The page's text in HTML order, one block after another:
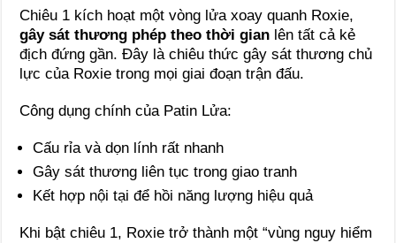
Chiêu 1 kích hoạt một vòng lửa xoay quanh Roxie,
gây sát thương phép theo thời gian lên tất cả kẻ
địch đứng gần. Đây là chiêu thức gây sát thương chủ
lực của Roxie trong mọi giai đoạn trận đấu.
Công dụng chính của Patin Lửa:
Cấu rỉa và dọn lính rất nhanh
Gây sát thương liên tục trong giao tranh
Kết hợp nội tại để hồi năng lượng hiệu quả
Khi bật chiêu 1, Roxie trở thành một “vùng nguy hiểm